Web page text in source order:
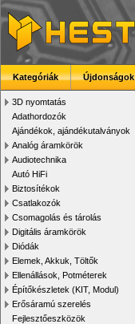
Kategóriák Újdonságok
3D nyomtatás
Adathordozók
Ajándékok, ajándékutalványok
Analóg áramkörök
Audiotechnika
Autó HiFi
Biztosítékok
Csatlakozók
Csomagolás és tárolás
Digitális áramkörök
Diódák
Elemek, Akkuk, Töltők
Ellenállások, Potméterek
Építőkészletek (KIT, Modul)
Erősáramú szerelés
Fejlesztőeszközök